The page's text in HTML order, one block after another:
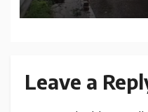
Leave a